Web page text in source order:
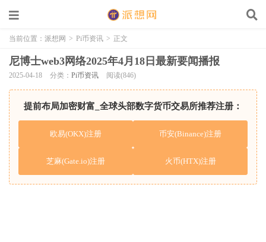
当前位置： 派想网 > Pi币资讯 > 正文
尼博士web3网络2025年4月18日最新要闻播报
2025-04-18 分类： Pi币资讯 阅读(846)
提前布局加密财富_全球头部数字货币交易所推荐注册：
欧易(OKX)注册 币安(Binance)注册
芝麻(Gate.io)注册 火币(HTX)注册